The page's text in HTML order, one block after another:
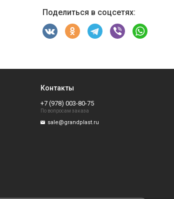
Поделиться в соцсетях:
Контакты
+7 (978) 003-80-75
По вопросам заказа
sale@grandplast.ru